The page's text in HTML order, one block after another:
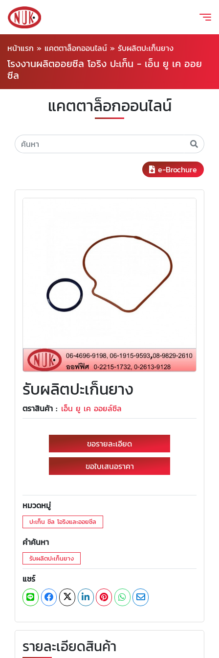
หน้าแรก » แคตตาล็อกออนไลน์ » รับผลิตปะเก็นยาง
โรงงานผลิตออยซีล โอริง ปะเก็น - เอ็น ยู เค ออย
ซีล
แคตตาล็อกออนไลน์
e-Brochure
รับผลิตปะเก็นยาง
ตราสินค้า : เอ็น ยู เค ออยล์ซีล
ขอรายละเอียด
ขอใบเสนอราคา
หมวดหมู่
ปะเก็น ซีล โอริงและออยซีล
คำค้นหา
รับผลิตปะเก็นยาง
แชร์
รายละเอียดสินค้า